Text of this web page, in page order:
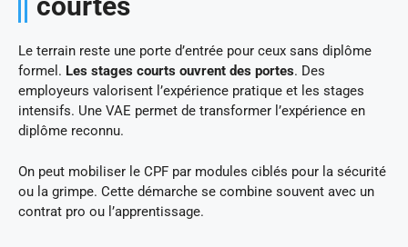
Le terrain reste une porte d’entrée pour ceux sans diplôme
formel. Les stages courts ouvrent des portes. Des
employeurs valorisent l’expérience pratique et les stages
intensifs. Une VAE permet de transformer l’expérience en
diplôme reconnu.
On peut mobiliser le CPF par modules ciblés pour la sécurité
ou la grimpe. Cette démarche se combine souvent avec un
contrat pro ou l’apprentissage.